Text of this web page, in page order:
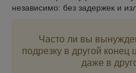
независимо: без задержек и
Часто ли вы
подрезку в другой конец
даже в